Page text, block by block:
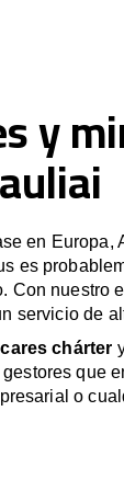
y
en Europa,
es
Con nuestro
servicio de
chárter
que
o